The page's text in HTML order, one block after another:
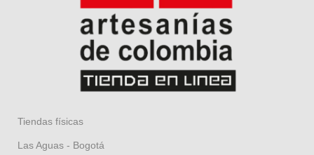
Tiendas físicas
Las Aguas - Bogotá